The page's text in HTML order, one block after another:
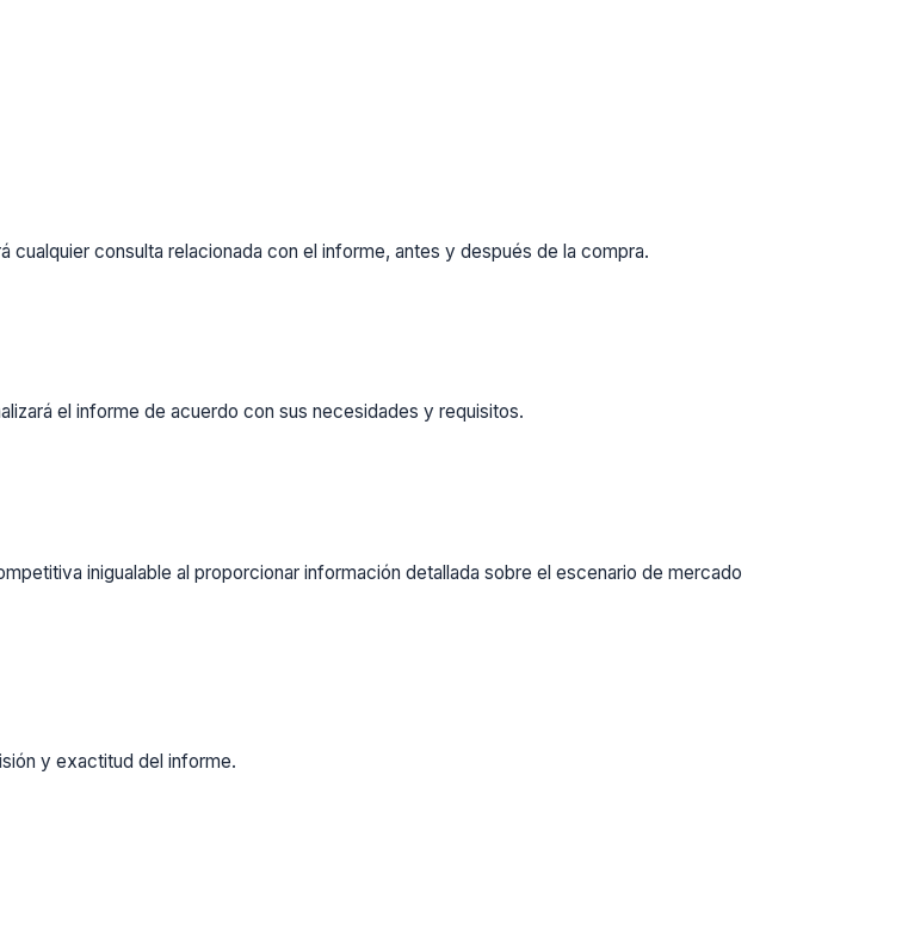
consulta relacionada con el informe, antes y después de la compra.
el informe de acuerdo con sus necesidades y requisitos.
inigualable al proporcionar información detallada sobre el escenario de mercado
y exactitud del informe.